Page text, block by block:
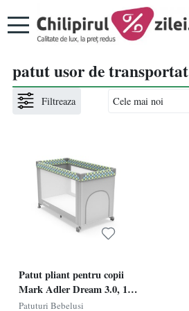
patut usor de transportat
Filtreaza
Patut pliant pentru copii
Mark Adler Dream 3.0, 125
cm
Patuturi Bebelusi